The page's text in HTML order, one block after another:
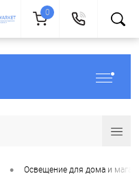
• Освещение для дома и
0